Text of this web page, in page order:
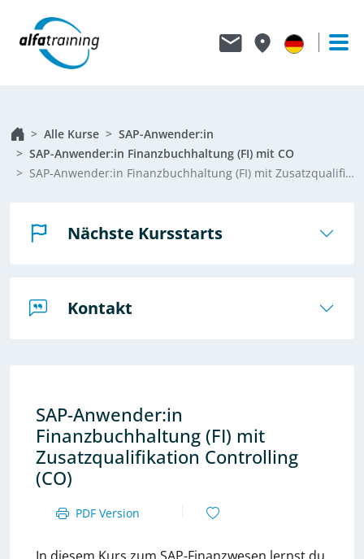
Alle Kurse
SAP-Anwender:in
SAP-Anwender:in Finanzbuchhaltung (FI) mit CO
SAP-Anwender:in Finanzbuchhaltung (FI) mit Zusatzqualifikation Controlling (CO)
Nächste Kursstarts
Kontakt
SAP-Anwender:in
Finanzbuchhaltung (FI) mit
Zusatzqualifikation Controlling
(CO)
PDF Version